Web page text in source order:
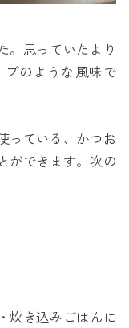
。思っていたより
のような風味で
っている、かつお
ができます。次の
炊き込みごはんに